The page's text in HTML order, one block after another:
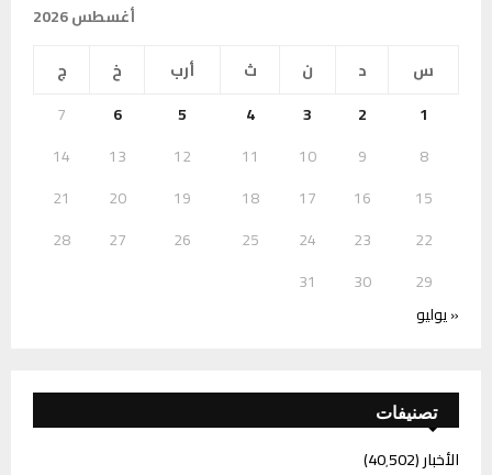
أغسطس 2026
س
د ن ث أرب خ
ج
1
2
3
4
5
6
7
8
9
10
11
12
13
14
15
16
17
18
19
20
21
22
23
24
25
26
27
28
29
30
31
« يوليو
تصنيفات
الأخبار(40٬502)